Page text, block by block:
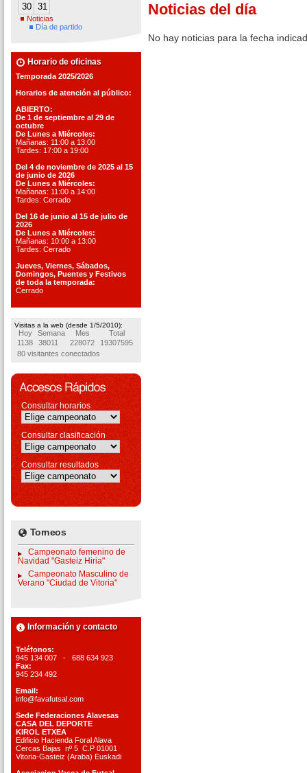
30 31
Noticias
Día de partido
Horario de oficinas
Temporada 2025/2026
Horarios de atención al público:
ABIERTO:
De 1 de septiembre al 29 de
octubre
De Lunes a Miércoles:
Mañanas: 11:00 a 13:00
Tardes: 17:00 a 19:00
Del 4 de noviembre de 2025 al 15
de junio de 2026
De Lunes a Miércoles:
Mañanas: 11:00 a 14:00
Tardes: Cerrado
Del 16 de junio al 15 de julio de
2026
De Lunes a Miércoles:
Mañanas: 10:00 a 13:00
Tardes: Cerrado
Jueves, Viernes, Sábados,
Domingos, Puentes y Festivos
de toda la temporada:
Cerrado
Visitas a la web (desde 1/5/2010):
Hoy Semana Mes
Total
1138
38011 228072
19307595
80 visitantes conectados
Consultar horarios
Consultar clasificación
Consultar resultados
Torneos
Campeonato femenino de
Navidad "Gasteiz Hiria"
Campeonato Masculino de
Verano "Ciudad de Vitoria"
Información y contacto
Teléfonos:
945 134 007 - 688 634 923
Fax:
945 234 492
Email:
info@favafutsal.com
Sede Federaciones Alavesas
CASA DEL DEPORTE
KIROL ETXEA
Edificio Hacienda Foral Alava
Cercas Bajas nº 5 C.P 01001
Vitoria-Gasteiz (Araba) Euskadi
Noticias del día
No hay noticias para la fecha